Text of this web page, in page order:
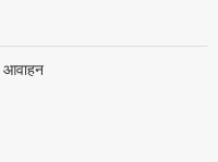
आवाहन